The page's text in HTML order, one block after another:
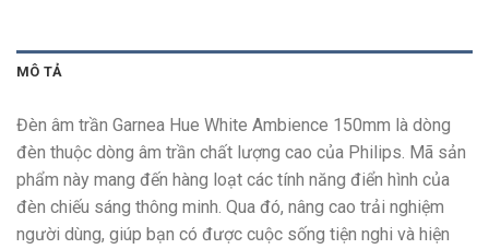
MÔ TẢ
Đèn âm trần Garnea Hue White Ambience 150mm là dòng
đèn thuộc dòng âm trần chất lượng cao của Philips. Mã sản
phẩm này mang đến hàng loạt các tính năng điển hình của
đèn chiếu sáng thông minh. Qua đó, nâng cao trải nghiệm
người dùng, giúp bạn có được cuộc sống tiện nghi và hiện